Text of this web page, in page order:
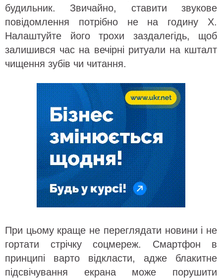
будильник. Звичайно, ставити звукове
повідомлення потрібно не на годину X.
Налаштуйте його трохи заздалегідь, щоб
залишився час на вечірні ритуали на кшталт
чищення зубів чи читання.
При цьому краще не переглядати новини і не
гортати стрічку соцмереж. Смартфон в
принципі варто відкласти, адже блакитне
підсвічування екрана може порушити